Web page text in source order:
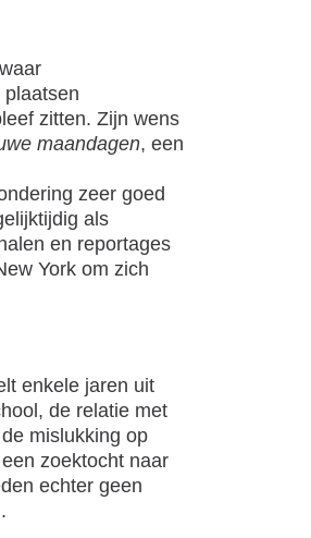
zitten. Zijn wens
maandagen, een
zeer goed
als
en reportages
York om zich
enkele jaren uit
de relatie met
mislukking op
zoektocht naar
echter geen